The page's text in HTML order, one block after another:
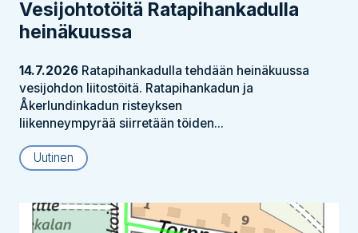
Vesijohtotöitä Ratapihankadulla
heinäkuussa
14.7.2026 Ratapihankadulla tehdään heinäkuussa
vesijohdon liitostöitä. Ratapihankadun ja
Åkerlundinkadun risteyksen
liikenneympyrää siirretään töiden...
Uutinen